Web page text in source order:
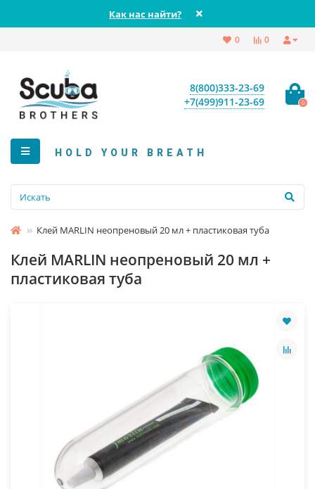
Как нас найти?
0
0
8(800)333-23-69
+7(499)911-23-69
0
HOLD YOUR BREATH
Клей MARLIN неопреновый 20 мл + пластиковая туба
Клей MARLIN неопреновый 20 мл +
пластиковая туба